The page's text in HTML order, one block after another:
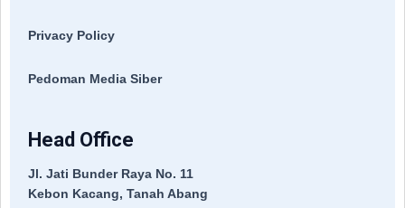
Privacy Policy
Pedoman Media Siber
Head Office
Jl. Jati Bunder Raya No. 11
Kebon Kacang, Tanah Abang